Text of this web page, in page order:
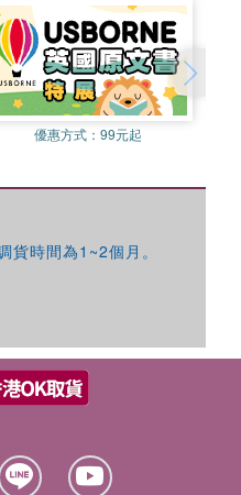
優惠方式：99元起
時間為1~2個月。